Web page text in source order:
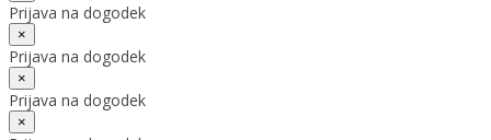
Prijava na dogodek
×
Prijava na dogodek
×
Prijava na dogodek
×